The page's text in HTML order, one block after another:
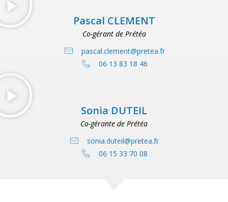
Pascal CLEMENT
Co-gérant de Prétéa
pascal.clement@pretea.fr
06 13 83 18 46
Sonia DUTEIL
Co-gérante de Prétéa
sonia.duteil@pretea.fr
06 15 33 70 08